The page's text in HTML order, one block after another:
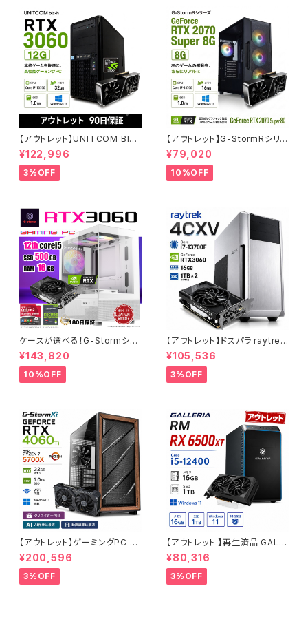
【アウトレット】UNITCOM BIZ-
H RTX 3060 Core i7-1070
0 メモリ32GB SSD1TB ゲーミ
ングPC アウトレット プロ仕様 9
0日保証
¥122,996
3%OFF
【アウトレット】G-StormRシリ
ーズ GeForce RTX 2070 Su
per Core i7-8700 16GBメモ
リ SSD1.0TB Windows11 ゲ
ーミングPC 90日保証
¥79,020
10%OFF
ケースが選べる！G-Stormシリ
ーズ ゲーミングPC 人気のRTX
4060 3060 12G搭載 デスクト
ップPC タワー型 第12世代 CP
U Core i5-12400 - 16GBメ
¥143,820
10%OFF
【アウトレット】ドスパラ raytrek
4CXV RTX3060 Core i7-13
700F メモリ16GB SSD1TBx2
クリエイターPC 1点限り 90日
保証
¥105,536
3%OFF
【アウトレット】ゲーミングPC 未
使用品 RTX4060Ti Ryzen7
5700X メモリ32GB SSD1TB
AI 動画編集 90日保証 G-Stor
m
¥200,596
3%OFF
【アウトレット 】再生済品 GALL
ERIA RM RX 6500XT Core i
5-12400 メモリ16GB SSD1T
B ゲーミングPC 整備済み品 9
0日保証
¥80,316
3%OFF